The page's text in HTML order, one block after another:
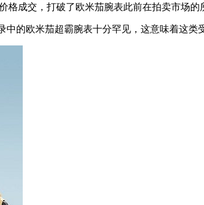
格成交，打破了欧米茄腕表此前在拍卖市场的
欧米茄超霸腕表十分罕见，这意味着这类